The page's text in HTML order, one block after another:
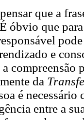
que a
óbvio que
e
compreensão
da
é
entre a